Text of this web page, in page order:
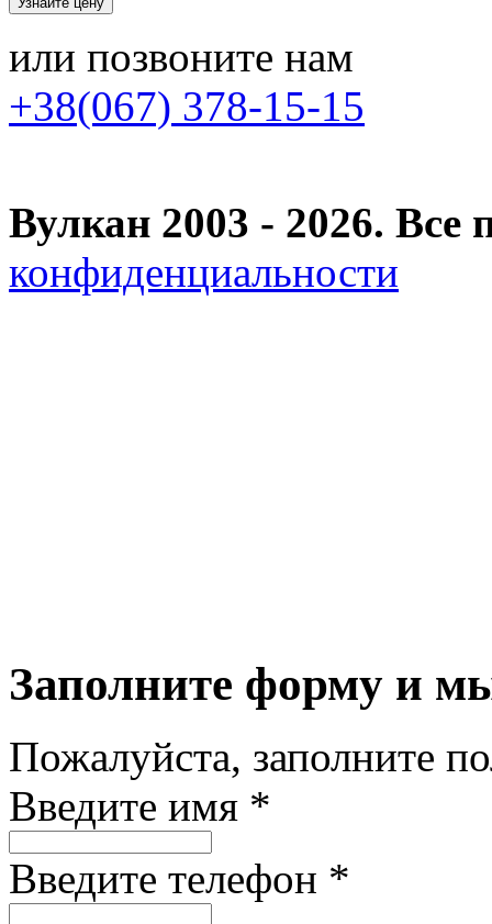
или позвоните нам
+38(067) 378-15-15
Вулкан 2003 - 2026.
конфиденциальности
Заполните форму и
Пожалуйста, заполните
Введите имя *
Введите телефон *